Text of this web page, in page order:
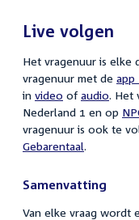
Live volgen
Het vragenuur is elke
vragenuur met de app
in video of audio. Het
Nederland 1 en op
vragenuur is ook te
Gebarentaal.
Samenvatting
Van elke vraag wordt